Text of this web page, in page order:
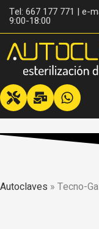
Tel: 667 177 771 | e-
9:00-18:00
Autoclaves » Tecno-